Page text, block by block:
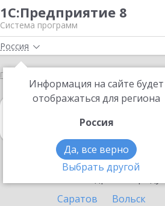
1С:Предприятие 8
Система программ
Россия
Информация на сайте будет
отображаться для региона
Россия
Да, все верно
Выбрать другой
Главная 1С:Документооборот
в
Ознакомьтесь с
Саратов
Вольск